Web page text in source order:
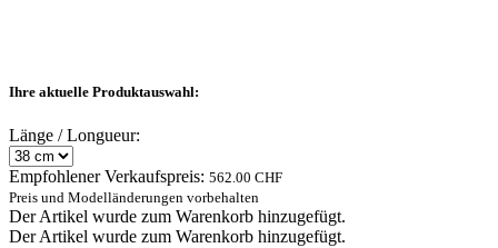
Ihre aktuelle Produktauswahl:
Länge / Longueur:
Empfohlener Verkaufspreis: 562.00 CHF
Preis und Modelländerungen vorbehalten
Der Artikel wurde zum Warenkorb hinzugefügt.
Der Artikel wurde zum Warenkorb hinzugefügt.